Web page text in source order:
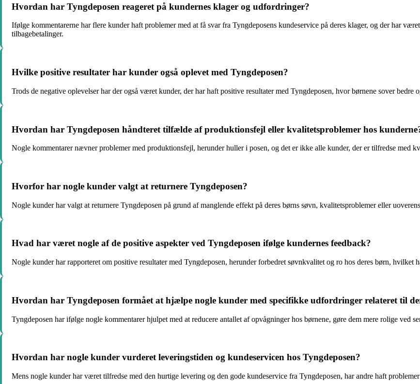
Hvordan har Tyngdeposen reageret på kundernes klager og udfordringer?
Ifølge kommentarerne har flere kunder haft problemer med at få svar fra Tyngdeposens kundeservice på deres klager, og der har
tilbagebetalinger.
Hvilke positive resultater har kunder også oplevet med Tyngdeposen?
Trods de negative oplevelser har der også været kunder, der har haft positive resultater med Tyngdeposen, hvor børnene sover bedre
Hvordan har Tyngdeposen håndteret tilfælde af produktionsfejl eller kvalitetsproblemer hos
Nogle kommentarer nævner problemer med produktionsfejl, herunder huller i posen, og det er ikke alle kunder, der er tilfredse med
Hvorfor har nogle kunder valgt at returnere Tyngdeposen?
Nogle kunder har valgt at returnere Tyngdeposen på grund af manglende effekt på deres børns søvn, kvalitetsproblemer eller
Hvad har været nogle af de positive aspekter ved Tyngdeposen ifølge kundernes feedback?
Nogle kunder har rapporteret om positive resultater med Tyngdeposen, herunder forbedret søvnkvalitet og ro hos deres børn, hvilket
Hvordan har Tyngdeposen formået at hjælpe nogle kunder med specifikke udfordringer relateret til
Tyngdeposen har ifølge nogle kommentarer hjulpet med at reducere antallet af opvågninger hos børnene, gøre dem mere rolige ved
Hvordan har nogle kunder vurderet leveringstiden og kundeservicen hos Tyngdeposen?
Mens nogle kunder har været tilfredse med den hurtige levering og den gode kundeservice fra Tyngdeposen, har andre haft